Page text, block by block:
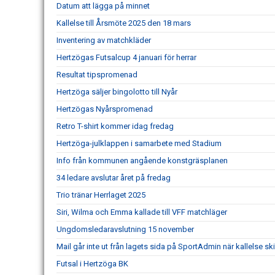
Datum att lägga på minnet
Kallelse till Årsmöte 2025 den 18 mars
Inventering av matchkläder
Hertzögas Futsalcup 4 januari för herrar
Resultat tipspromenad
Hertzöga säljer bingolotto till Nyår
Hertzögas Nyårspromenad
Retro T-shirt kommer idag fredag
Hertzöga-julklappen i samarbete med Stadium
Info från kommunen angående konstgräsplanen
34 ledare avslutar året på fredag
Trio tränar Herrlaget 2025
Siri, Wilma och Emma kallade till VFF matchläger
Ungdomsledaravslutning 15 november
Mail går inte ut från lagets sida på SportAdmin när kallelse
Futsal i Hertzöga BK